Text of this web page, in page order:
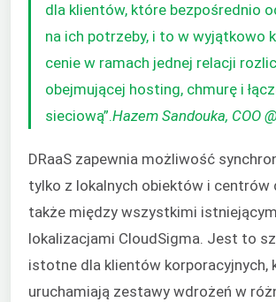
dla klientów, które bezpośrednio
na ich potrzeby, i to w wyjątkowo
cenie w ramach jednej relacji
obejmującej hosting, chmurę i
sieciową”.Hazem Sandouka, COO
DRaaS zapewnia możliwość
tylko z lokalnych obiektów i centrów
także między wszystkimi
lokalizacjami CloudSigma. Jest to
istotne dla klientów korporacyjnych,
uruchamiają zestawy wdrożeń w